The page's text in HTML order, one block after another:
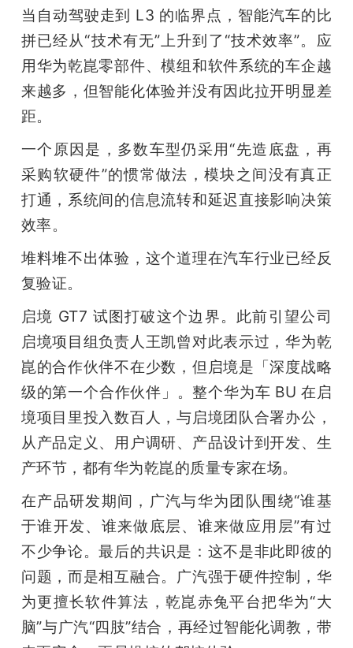
当自动驾驶走到 L3 的临界点，智能汽车的比
拼已经从“技术有无”上升到了“技术效率”。应
用华为乾崑零部件、模组和软件系统的车企越
来越多，但智能化体验并没有因此拉开明显差
距。
一个原因是，多数车型仍采用“先造底盘，再
采购软硬件”的惯常做法，模块之间没有真正
打通，系统间的信息流转和延迟直接影响决策
效率。
堆料堆不出体验，这个道理在汽车行业已经反
复验证。
启境 GT7 试图打破这个边界。此前引望公司
启境项目组负责人王凯曾对此表示过，华为乾
崑的合作伙伴不在少数，但启境是「深度战略
级的第一个合作伙伴」。整个华为车 BU 在启
境项目里投入数百人，与启境团队合署办公，
从产品定义、用户调研、产品设计到开发、生
产环节，都有华为乾崑的质量专家在场。
在产品研发期间，广汽与华为团队围绕“谁基
于谁开发、谁来做底层、谁来做应用层”有过
不少争论。最后的共识是：这不是非此即彼的
问题，而是相互融合。广汽强于硬件控制，华
为更擅长软件算法，乾崑赤兔平台把华为“大
脑”与广汽“四肢”结合，再经过智能化调教，带